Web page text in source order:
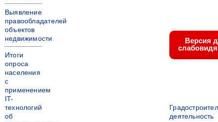
Выявление
правообладателей
объектов
недвижимости
Итоги
опроса
населения
с
применением
IT-
технологий
об
Версия
деятельность